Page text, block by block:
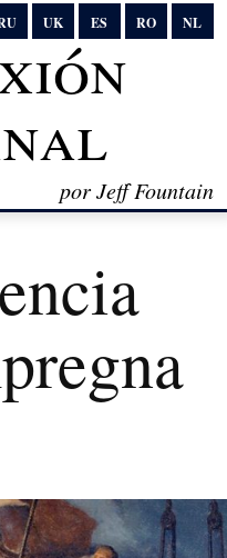
UK ES RO NL
por Jeff Fountain